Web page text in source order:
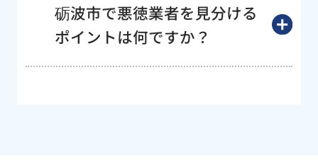
砺波市で悪徳業者を見分ける
ポイントは何ですか？